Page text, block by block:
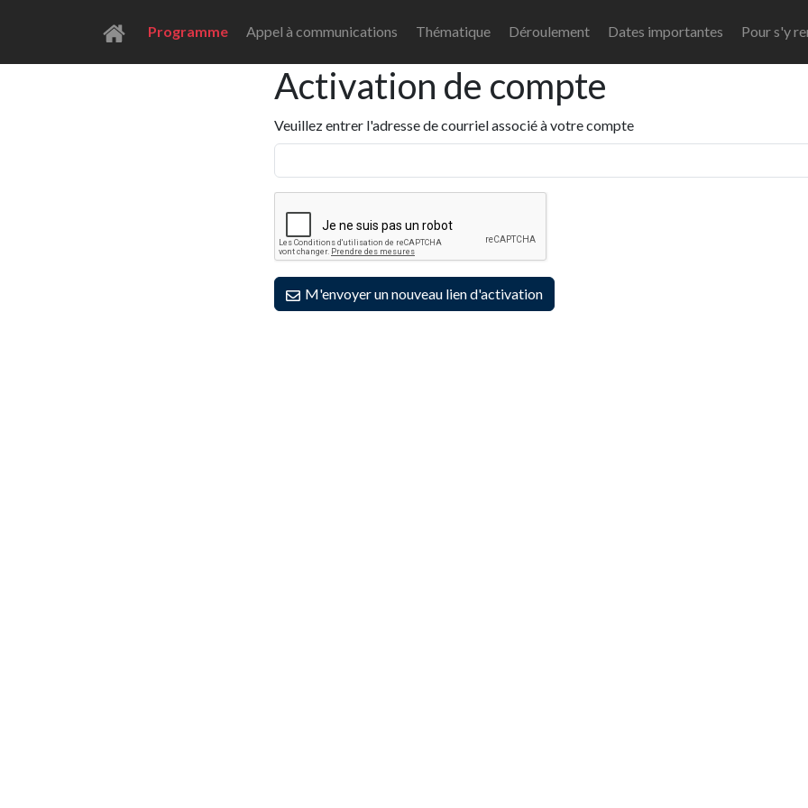
Programme Appel à communications Thématique Déroulement Dates importantes Pour s'y
Activation de compte
Veuillez entrer l'adresse de courriel associé à votre compte
M'envoyer un nouveau lien d'activation